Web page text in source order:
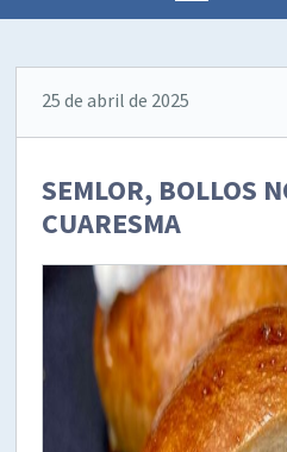
25 de abril de 2025
SEMLOR, BOLLOS
CUARESMA